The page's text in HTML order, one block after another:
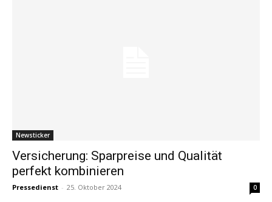
Newsticker
Versicherung: Sparpreise und Qualität
perfekt kombinieren
Pressedienst - 25. Oktober 2024 0